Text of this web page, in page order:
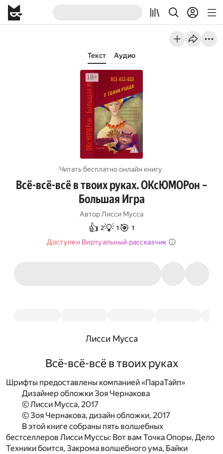
Текст Аудио
Читать бесплатно онлайн книгу
Всё-всё-всё в твоих руках. ОКсЮМОРон –
Большая Игра
АвторЛисси Мусса
👍 2💡 1 🎯 1
Доступен Виртуальный рассказчик
Лисси Мусса
Всё-всё-всё в твоих руках
Шрифты предоставлены компанией «ПараТайп»
Дизайнер обложки Зоя Чернакова
© Лисси Мусса, 2017
© Зоя Чернакова, дизайн обложки, 2017
В этой книге собраны пять волшебных
бестселлеров Лисси Муссы: Вот вам Точка Опоры, Дело
Техники боится, Закрома волшебного ума, Байки